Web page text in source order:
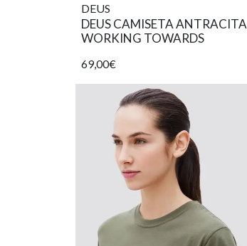
DEUS
DEUS CAMISETA ANTRACITA
WORKING TOWARDS
69,00€